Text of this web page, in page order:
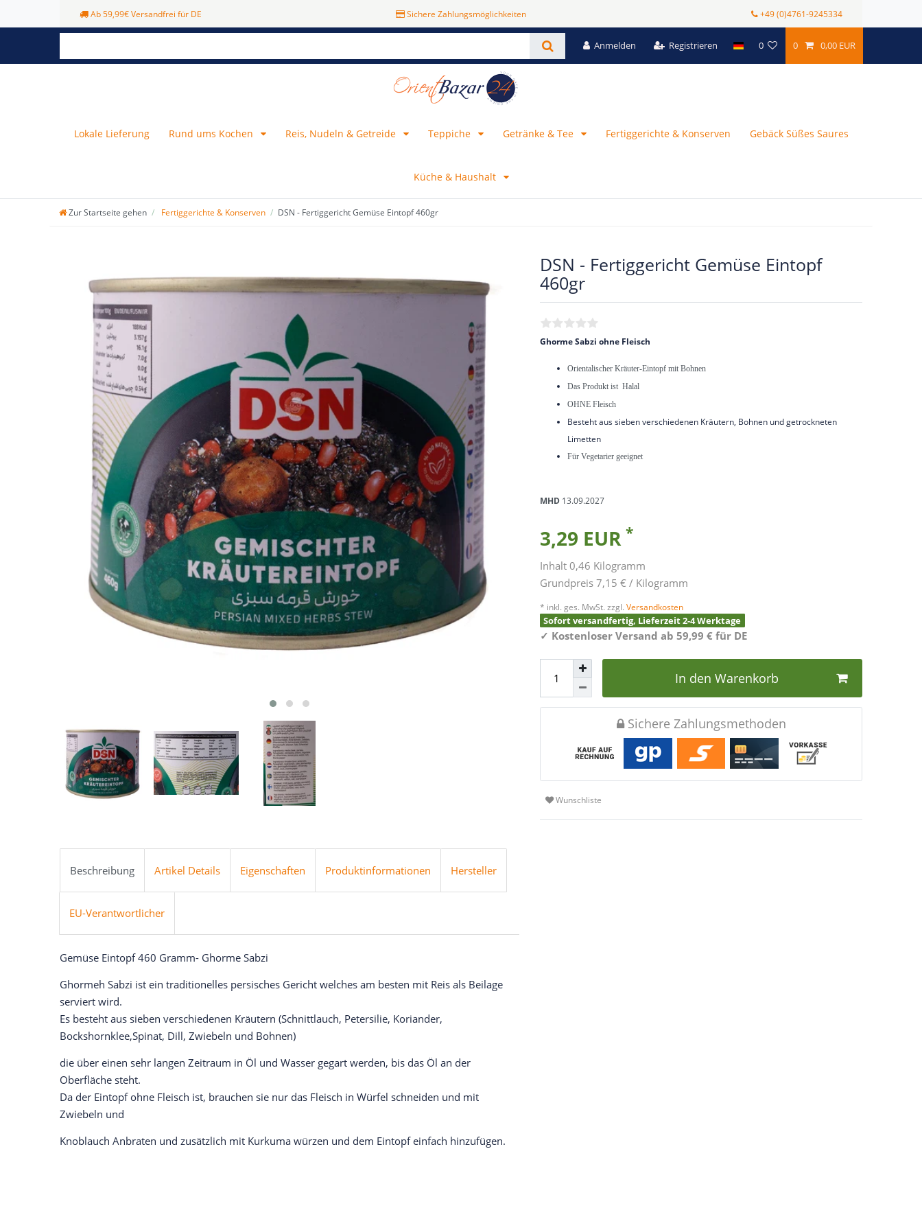
Ab 59,99€ Versandfrei für DE Sichere Zahlungsmöglichkeiten +49 (0)4761-9245334
Anmelden Registrieren 0 0 0,00 EUR
Lokale Lieferung Rund ums Kochen Reis, Nudeln & Getreide Teppiche Getränke & Tee Fertiggerichte & Konserven Gebäck Süßes Saures
Küche & Haushalt
Zur Startseite gehen Fertiggerichte & Konserven DSN - Fertiggericht Gemüse Eintopf 460gr
DSN - Fertiggericht Gemüse Eintopf
460gr
Ghorme Sabzi ohne Fleisch
Orientalischer Kräuter-Eintopf mit Bohnen
Das Produkt ist Halal
OHNE Fleisch
Besteht aus sieben verschiedenen Kräutern, Bohnen und getrockneten
Limetten
Für Vegetarier geeignet
MHD 13.09.2027
3,29 EUR *
Inhalt0,46 Kilogramm
Grundpreis7,15 € / Kilogramm
* inkl. ges. MwSt. zzgl. Versandkosten
Sofort versandfertig, Lieferzeit 2-4 Werktage
✓ Kostenloser Versand ab 59,99 € für DE
In den Warenkorb
Sichere Zahlungsmethoden
Wunschliste
Beschreibung Artikel Details Eigenschaften Produktinformationen Hersteller
EU-Verantwortlicher
Gemüse Eintopf 460 Gramm- Ghorme Sabzi
Ghormeh Sabzi ist ein traditionelles persisches Gericht welches am besten mit Reis als Beilage
serviert wird.
Es besteht aus sieben verschiedenen Kräutern (Schnittlauch, Petersilie, Koriander,
Bockshornklee,Spinat, Dill, Zwiebeln und Bohnen)
die über einen sehr langen Zeitraum in Öl und Wasser gegart werden, bis das Öl an der
Oberfläche steht.
Da der Eintopf ohne Fleisch ist, brauchen sie nur das Fleisch in Würfel schneiden und mit
Zwiebeln und
Knoblauch Anbraten und zusätzlich mit Kurkuma würzen und dem Eintopf einfach hinzufügen.